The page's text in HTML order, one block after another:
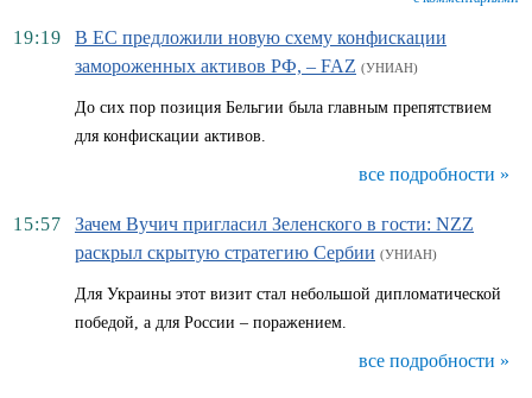
19:19
В ЕС предложили новую схему конфискации
замороженных активов РФ, – FAZ (УНИАН)
До сих пор позиция Бельгии была главным препятствием
для конфискации активов.
все подробности »
15:57
Зачем Вучич пригласил Зеленского в гости: NZZ
раскрыл скрытую стратегию Сербии (УНИАН)
Для Украины этот визит стал небольшой дипломатической
победой, а для России – поражением.
все подробности »